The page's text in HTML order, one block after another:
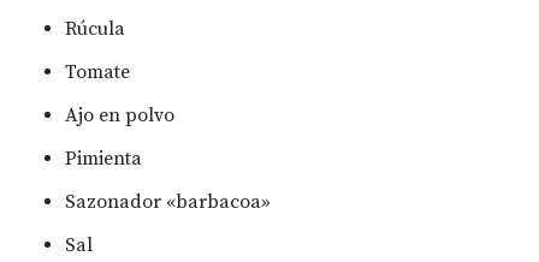
Rúcula
Tomate
Ajo en polvo
Pimienta
Sazonador «barbacoa»
Sal